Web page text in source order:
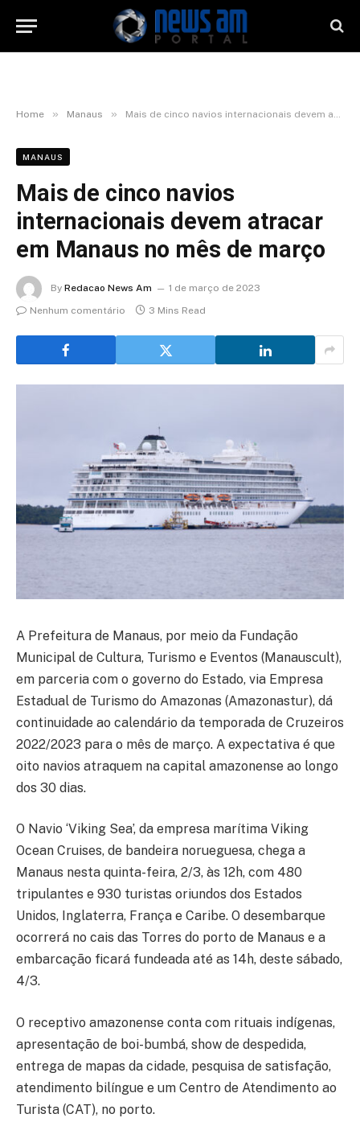
Home » Manaus » Mais de cinco navios internacionais devem atracar em Manaus no mês de março
MANAUS
Mais de cinco navios
internacionais devem atracar
em Manaus no mês de março
By Redacao News Am
1 de março de 2023
Nenhum comentário
3 Mins Read
A Prefeitura de Manaus, por meio da Fundação
Municipal de Cultura, Turismo e Eventos (Manauscult),
em parceria com o governo do Estado, via Empresa
Estadual de Turismo do Amazonas (Amazonastur), dá
continuidade ao calendário da temporada de Cruzeiros
2022/2023 para o mês de março. A expectativa é que
oito navios atraquem na capital amazonense ao longo
dos 30 dias.
O Navio ‘Viking Sea’, da empresa marítima Viking
Ocean Cruises, de bandeira norueguesa, chega a
Manaus nesta quinta-feira, 2/3, às 12h, com 480
tripulantes e 930 turistas oriundos dos Estados
Unidos, Inglaterra, França e Caribe. O desembarque
ocorrerá no cais das Torres do porto de Manaus e a
embarcação ficará fundeada até as 14h, deste sábado,
4/3.
O receptivo amazonense conta com rituais indígenas,
apresentação de boi-bumbá, show de despedida,
entrega de mapas da cidade, pesquisa de satisfação,
atendimento bilíngue e um Centro de Atendimento ao
Turista (CAT), no porto.